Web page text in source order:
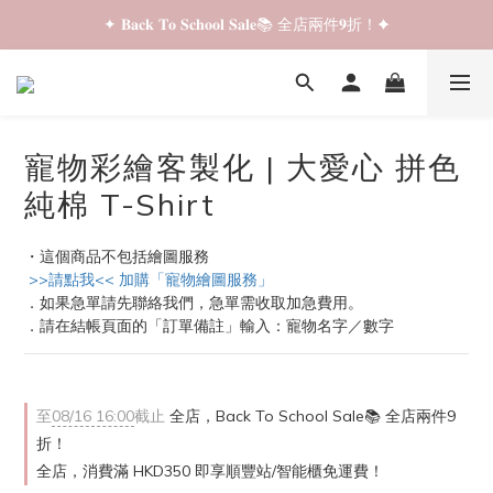
✦ 𝐁𝐚𝐜𝐤 𝐓𝐨 𝐒𝐜𝐡𝐨𝐨𝐥 𝐒𝐚𝐥𝐞📚 全店兩件𝟗折！✦
✦ 𝐁𝐚𝐜𝐤 𝐓𝐨 𝐒𝐜𝐡𝐨𝐨𝐥 𝐒𝐚𝐥𝐞📚 全店兩件𝟗折！✦
寵物彩繪客製化 | 大愛心 拼色
純棉 T-Shirt
・這個商品不包括繪圖服務
>>請點我<< 加購「寵物繪圖服務」
．如果急單請先聯絡我們，急單需收取加急費用。
．請在結帳頁面的「訂單備註」輸入：寵物名字／數字
至08/16 16:00截止 全店，Back To School Sale📚 全店兩件9
折！
全店，消費滿 HKD350 即享順豐站/智能櫃免運費！